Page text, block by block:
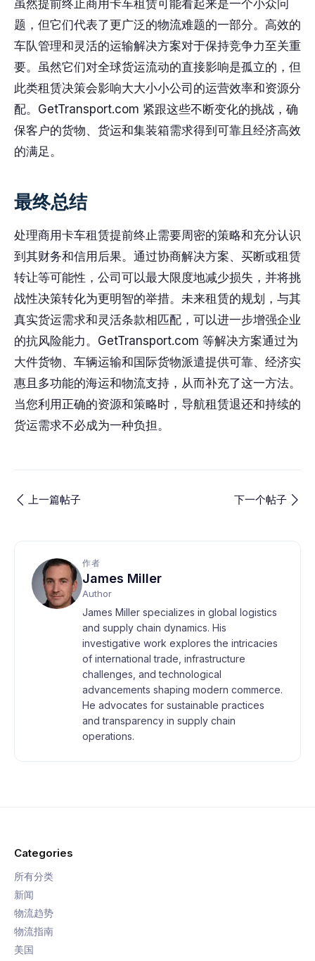
虽然提前终止商用卡车租赁可能看起来是一个小众问
题，但它们代表了更广泛的物流难题的一部分。高效的
车队管理和灵活的运输解决方案对于保持竞争力至关重
要。虽然它们对全球货运流动的直接影响是孤立的，但
此类租赁决策会影响大大小小公司的运营效率和资源分
配。GetTransport.com 紧跟这些不断变化的挑战，确
保客户的货物、货运和集装箱需求得到可靠且经济高效
的满足。
最终总结
处理商用卡车租赁提前终止需要周密的策略和充分认识
到其财务和信用后果。通过协商解决方案、买断或租赁
转让等可能性，公司可以最大限度地减少损失，并将挑
战性决策转化为更明智的举措。未来租赁的规划，与其
真实货运需求和灵活条款相匹配，可以进一步增强企业
的抗风险能力。GetTransport.com 等解决方案通过为
大件货物、车辆运输和国际货物派遣提供可靠、经济实
惠且多功能的海运和物流支持，从而补充了这一方法。
当您利用正确的资源和策略时，导航租赁退还和持续的
货运需求不必成为一种负担。
上一篇帖子 下一个帖子
作者
James Miller
Author
James Miller specializes in global logistics
and supply chain dynamics. His
investigative work explores the intricacies
of international trade, infrastructure
challenges, and technological
advancements shaping modern commerce.
He advocates for sustainable practices
and transparency in supply chain
operations.
Categories
所有分类
新闻
物流趋势
物流指南
美国